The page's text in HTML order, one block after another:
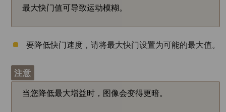
最大快门值可导致运动模糊。
要降低快门速度，请将最大快门设置为可能的最大值。
注意
当您降低最大增益时，图像会变得更暗。